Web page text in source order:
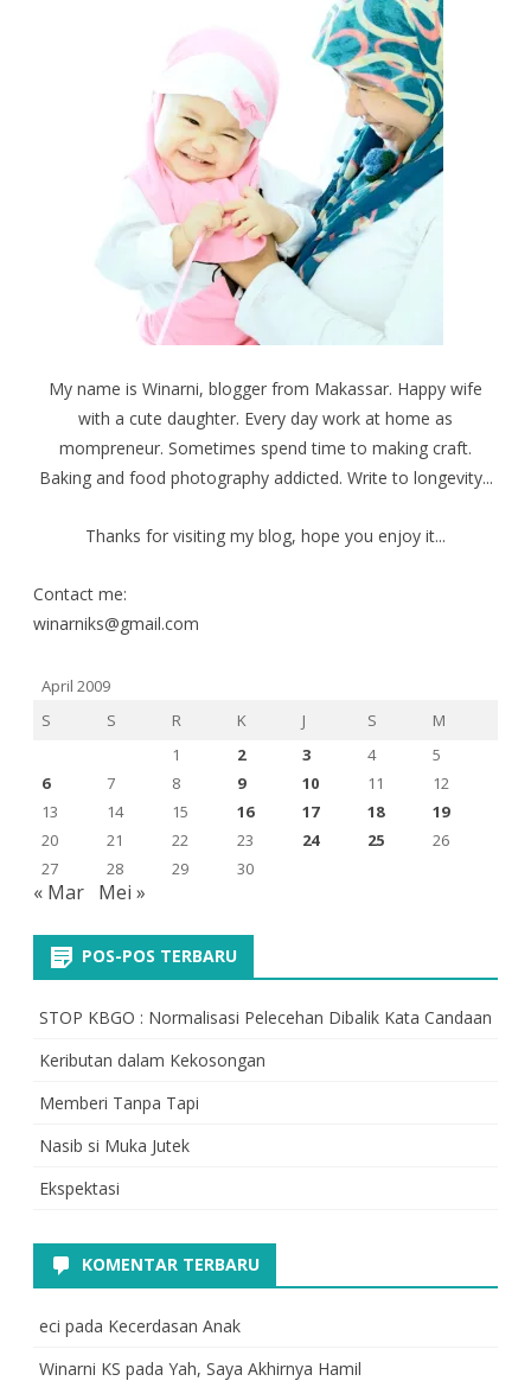
My name is Winarni, blogger from Makassar. Happy wife
with a cute daughter. Every day work at home as
mompreneur. Sometimes spend time to making craft.
Baking and food photography addicted. Write to longevity...
Thanks for visiting my blog, hope you enjoy it...
Contact me:
winarniks@gmail.com
April 2009
S
S R K J S
M
1
2 3 4
5
6
7 8 9 10 11
12
13
14 15 16 17 18
19
20
21 22 23 24 25
26
27
28 29 30
« Mar Mei »
POS-POS TERBARU
STOP KBGO : Normalisasi Pelecehan Dibalik Kata Candaan
Keributan dalam Kekosongan
Memberi Tanpa Tapi
Nasib si Muka Jutek
Ekspektasi
KOMENTAR TERBARU
eci pada Kecerdasan Anak
Winarni KS pada Yah, Saya Akhirnya Hamil